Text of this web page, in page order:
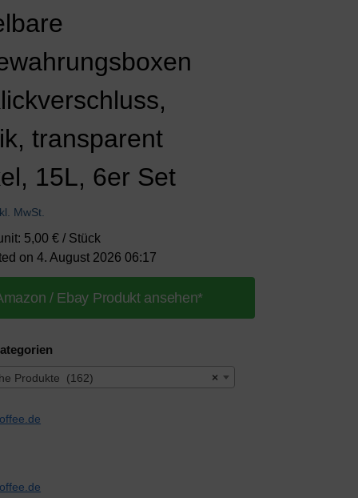
transparent
15L, 6er Set
MwSt.
5,00 € / Stück
on 4. August 2026 06:17
/ Ebay Produkt ansehen*
×
Produkte (162)